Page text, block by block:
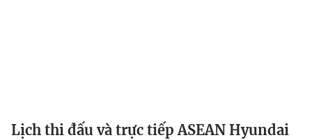
Lịch thi đấu và trực tiếp ASEAN Hyundai